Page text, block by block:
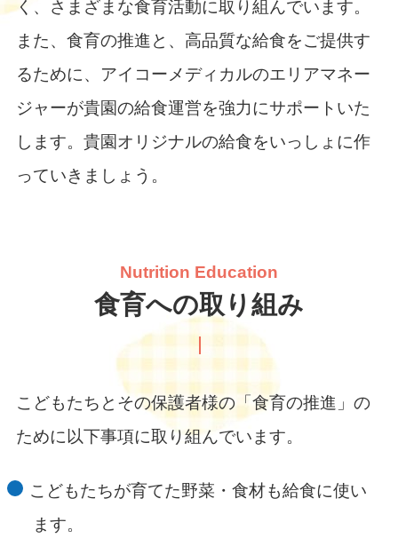
く、さまざまな食育活動に取り組んでいます。
また、食育の推進と、高品質な給食をご提供す
るために、アイコーメディカルのエリアマネー
ジャーが貴園の給食運営を強力にサポートいた
します。貴園オリジナルの給食をいっしょに作
っていきましょう。
Nutrition Education
食育への取り組み
こどもたちとその保護者様の「食育の推進」の
ために以下事項に取り組んでいます。
こどもたちが育てた野菜・食材も給食に使い
ます。